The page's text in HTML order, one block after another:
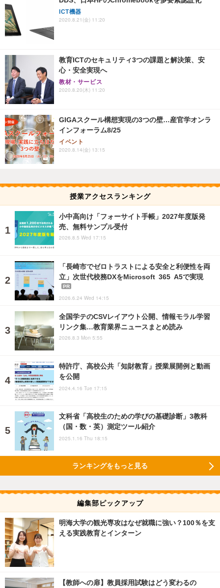
ICT機器
2020.8.21(金) 11:20
教育ICTのセキュリティ3つの課題と解決策、安
心・安全実現へ
教材・サービス
2020.8.20(木) 11:20
GIGAスクール構想実現の3つの壁…産官学オンラ
インフォーラム8/25
イベント
2020.8.14(金) 13:15
授業アクセスランキング
小中高向け「フォーサイト手帳」2027年度版発
売、無料サンプル受付
2026.8.5 Wed 17:15
「長崎市でゼロトラストによる安全と利便性を両
立」次世代校務DXをMicrosoft 365 A5で実現
PR
2026.6.24 Wed 14:15
全国学テのCSVレイアウト公開、情報モラル学習
リンク集…教育業界ニュースまとめ読み
2026.8.3 Mon 5:55
特許庁、高校公共「知財教育」授業展開例と動画
を公開
2024.4.16 Tue 17:15
文科省「高校生のための学びの基礎診断」3教科
（国・数・英）測定ツール紹介
2025.1.16 Thu 18:15
ランキングをもっと見る
編集部ピックアップ
明海大学の観光専攻はなぜ就職に強い？100％を支
える実践教育とインターン
【教師への扉】教員採用試験はどう変わるの